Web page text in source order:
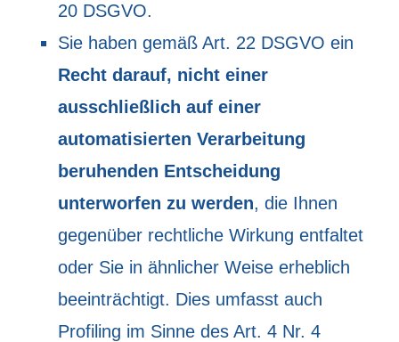
20 DSGVO.
Sie haben gemäß Art. 22 DSGVO ein
Recht darauf, nicht einer
ausschließlich auf einer
automatisierten Verarbeitung
beruhenden Entscheidung
unterworfen zu werden, die Ihnen
gegenüber rechtliche Wirkung entfaltet
oder Sie in ähnlicher Weise erheblich
beeinträchtigt. Dies umfasst auch
Profiling im Sinne des Art. 4 Nr. 4